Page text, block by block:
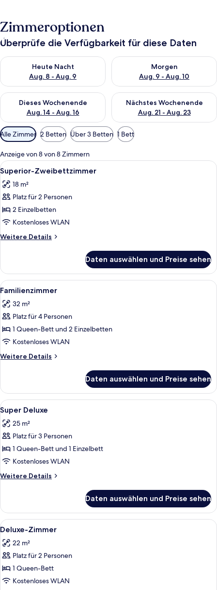
Zimmeroptionen
Überprüfe die Verfügbarkeit für diese Daten
Heute Nacht
Aug. 8 - Aug. 9
Überprüfe die Verfügbarkeit für heute Nacht, Aug. 8 - Aug. 9.
Morgen
Aug. 9 - Aug. 10
Überprüfe die Verfügbarkeit
Dieses Wochenende
Aug. 14 - Aug. 16
Überprüfe die Verfügbarkeit für dieses Wochenende, Aug. 14
Nächstes Wochenende
Aug. 21 - Aug. 23
Überprüfe die Verfügbarkeit
Verfügbare
Filter
für
Zimmer
Alle Zimmer 2 Betten Über 3 Betten 1 Bett
Anzeige von 8 von 8 Zimmern
Alle
Fotos
für
Superior-
Zweibettzimmer
anzeigen
Ein Hotelzimmer mit zwei Betten,
4
Superior-Zweibettzimmer
18 m²
Platz für 2 Personen
2 Einzelbetten
Kostenloses WLAN
Weitere Details
Weitere
Zweibettzimmer
Daten auswählen und Preise sehen
Alle
Fotos
für
Familienzimmer
anzeigen
Ein Hotelzimmer mit Schreibtisch,
6
Familienzimmer
32 m²
Platz für 4 Personen
1 Queen-Bett und 2 Einzelbetten
Kostenloses WLAN
Weitere Details
Weitere
Daten auswählen und Preise sehen
Alle
Fotos
für
Super
Deluxe
anzeigen
Ein Hotelzimmer mit zwei Betten,
3
Super Deluxe
25 m²
Platz für 3 Personen
1 Queen-Bett und 1 Einzelbett
Kostenloses WLAN
Weitere Details
Weitere
Deluxe
Daten auswählen und Preise sehen
Alle
Fotos
für
Deluxe-
Zimmer
anzeigen
Ein Hotelzimmer mit einem großen
6
Deluxe-Zimmer
22 m²
Platz für 2 Personen
1 Queen-Bett
Kostenloses WLAN